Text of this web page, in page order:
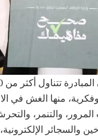
منها الغش في
والتنمر،
والسجائر